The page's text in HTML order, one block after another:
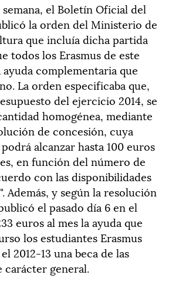
el Boletín Oficial del
la orden del Ministerio de
que incluía dicha partida
todos los Erasmus de este
complementaria que
La orden especificaba que,
del ejercicio 2014, se
homogénea, mediante
de concesión, cuya
alcanzar hasta 100 euros
en función del número de
con las disponibilidades
Además, y según la resolución
el pasado día 6 en el
euros al mes la ayuda que
los estudiantes Erasmus
2012-13 una beca de las
carácter general.